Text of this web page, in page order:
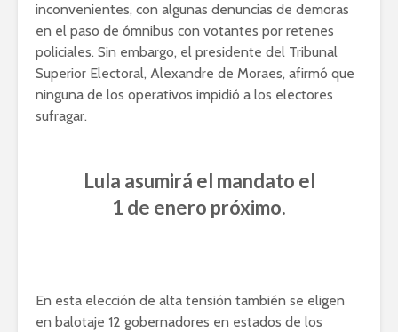
inconvenientes, con algunas denuncias de demoras
en el paso de ómnibus con votantes por retenes
policiales. Sin embargo, el presidente del Tribunal
Superior Electoral, Alexandre de Moraes, afirmó que
ninguna de los operativos impidió a los electores
sufragar.
Lula asumirá el mandato el
1 de enero próximo.
En esta elección de alta tensión también se eligen
en balotaje 12 gobernadores en estados de los